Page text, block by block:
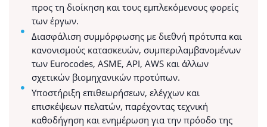
προς τη διοίκηση και τους εμπλεκόμενους φορείς
των έργων.
Διασφάλιση συμμόρφωσης με διεθνή πρότυπα και
κανονισμούς κατασκευών, συμπεριλαμβανομένων
των Eurocodes, ASME, API, AWS και άλλων
σχετικών βιομηχανικών προτύπων.
Υποστήριξη επιθεωρήσεων, ελέγχων και
επισκέψεων πελατών, παρέχοντας τεχνική
καθοδήγηση και ενημέρωση για την πρόοδο της